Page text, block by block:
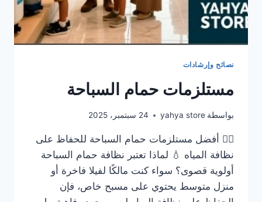
نصائح وإرشادات
مستلزمات حمام السباحة
بواسطة yahya store 24 سبتمبر، 2025
🏊‍♂️ أفضل مستلزمات حمام السباحة للحفاظ على
نظافة المياه 💧 لماذا تعتبر نظافة حمام السباحة
أولوية قصوى؟ سواء كنت مالكًا لفيلا فاخرة أو
منزل متوسط يحتوي على مسبح خاص، فإن